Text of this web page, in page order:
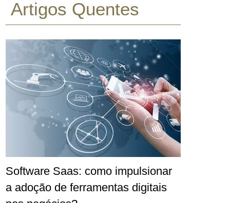
Artigos Quentes
Software Saas: como impulsionar
a adoção de ferramentas digitais